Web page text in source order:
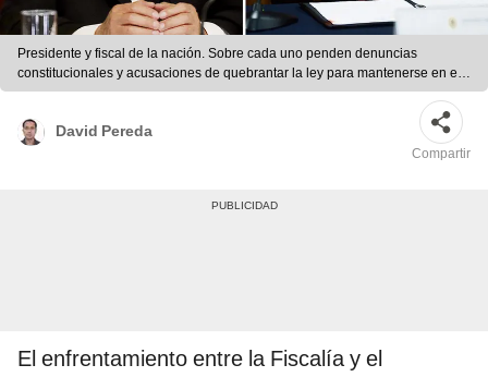
Presidente y fiscal de la nación. Sobre cada uno penden denuncias
constitucionales y acusaciones de quebrantar la ley para mantenerse en el
poder. Foto: composición LR/EFE/ Marco Cotrina
David Pereda
Compartir
El enfrentamiento entre la Fiscalía y el